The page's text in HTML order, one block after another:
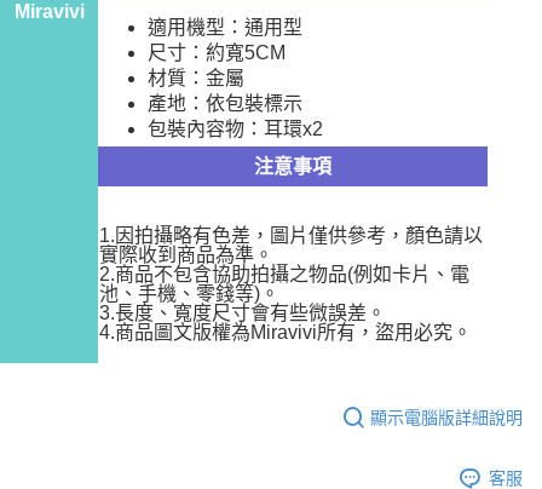
３．未成年的使用者請事先徵得法定代理人或監護人之同意方可使用
「AFTEE先享後付」，若未經同意申辦者引起之損失，本公司不負相關責
４．使用「AFTEE先享後付」時，將依據個別帳號之用戶狀況，依本公司即
時審查核予不同之上限額度；若仍有額度不足之情形，本公司將視審查結果
請求用戶進行身份認證。
５．嚴禁一人註冊多個帳號或使用他人資訊註冊。若發現惡意使用之情形，
恩沛科技股份有限公司將有權停止該用戶之使用額度並採取法律行動。
Miravivi
適用機型：通用型
尺寸：約寬5CM
材質：金屬
產地：依包裝標示
包裝內容物：耳環x2
注意事項
1.因拍攝略有色差，圖片僅供參考，顏色請以
實際收到商品為準。
2.商品不包含協助拍攝之物品(例如卡片、電
池、手機、零錢等)。
3.長度、寬度尺寸會有些微誤差。
4.商品圖文版權為Miravivi所有，盜用必究。
顯示電腦版詳細說明
客服